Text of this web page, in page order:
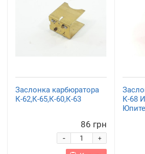
Заслонка карбюратора
К-62,К-65,К-60,К-63
86 грн
+
-
К-68